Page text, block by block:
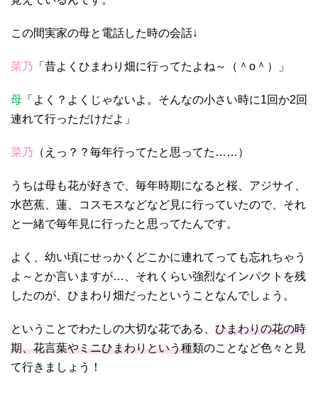
この間実家の母と電話した時の会話↓
菜乃 「昔よくひまわり畑に行ってたよね～（＾o＾）」
母 「よく？よくじゃないよ。そんなの小さい時に1回か2回
連れて行っただけだよ」
菜乃 （えっ？？毎年行ってたと思ってた……）
うちは母も花が好きで、毎年時期になると桜、アジサイ、
水芭蕉、蓮、コスモスなどなど見に行っていたので、それ
と一緒で毎年見に行ったと思ってたんです。
よく、幼い頃にせっかくどこかに連れてっても忘れちゃう
よ～とか言いますが…、それくらい強烈なインパクトを残
したのが、ひまわり畑だったということなんでしょう。
ということでわたしの大切な花である、 ひまわりの花の時
期、花言葉やミニひまわりという種類のことなど色々と見
て行きましょう！